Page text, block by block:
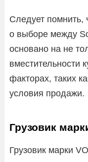
Следует помнить,
о выборе между
основано на не
вместительности
факторах, таких
условия продажи.
Грузовик
Грузовик марки